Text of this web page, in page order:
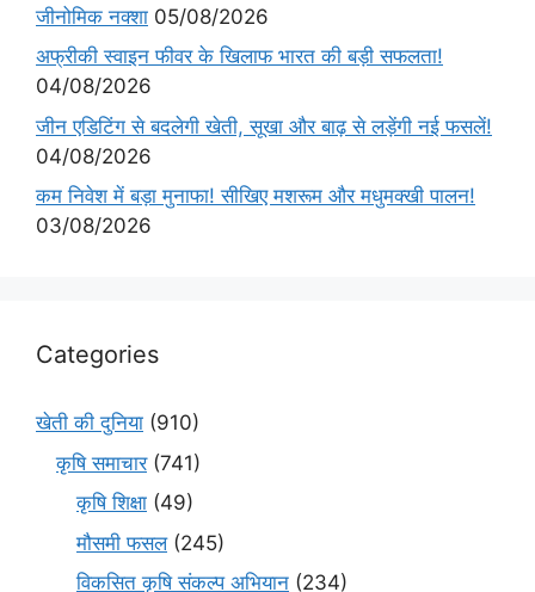
जीनोमिक नक्शा 05/08/2026
अफ्रीकी स्वाइन फीवर के खिलाफ भारत की बड़ी सफलता!
04/08/2026
जीन एडिटिंग से बदलेगी खेती, सूखा और बाढ़ से लड़ेंगी नई फसलें!
04/08/2026
कम निवेश में बड़ा मुनाफा! सीखिए मशरूम और मधुमक्खी पालन!
03/08/2026
Categories
खेती की दुनिया (910)
कृषि समाचार(741)
कृषि शिक्षा (49)
मौसमी फसल(245)
विकसित कृषि संकल्प अभियान (234)